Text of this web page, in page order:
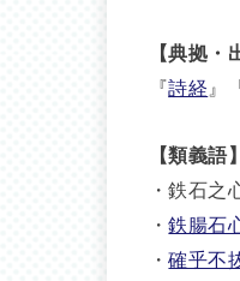
【典拠・
『詩経 』
【類義語】
・鉄石之
・鉄腸石
・確乎不